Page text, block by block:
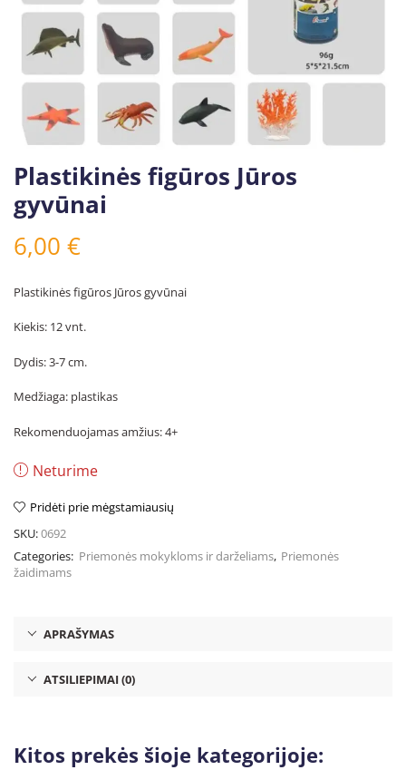
Plastikinės figūros Jūros
gyvūnai
6,00 €
Plastikinės figūros Jūros gyvūnai
Kiekis: 12 vnt.
Dydis: 3-7 cm.
Medžiaga: plastikas
Rekomenduojamas amžius: 4+
Neturime
Pridėti prie mėgstamiausių
SKU:0692
Categories: Priemonės mokykloms ir darželiams, Priemonės
žaidimams
APRAŠYMAS
ATSILIEPIMAI (0)
Kitos prekės šioje kategorijoje: